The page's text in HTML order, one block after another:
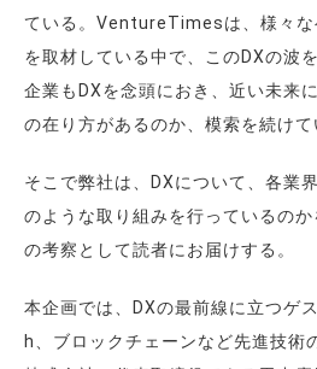
ている。VentureTimesは、様々な
を取材している中で、このDXの波
企業もDXを念頭におき、近い未来
の在り方があるのか、模索を続けて
そこで弊社は、DXについて、各業
のような取り組みを行っているの
の考察として読者にお届けする。
本企画では、DXの最前線に立つゲ
h、ブロックチェーンなど先進技術